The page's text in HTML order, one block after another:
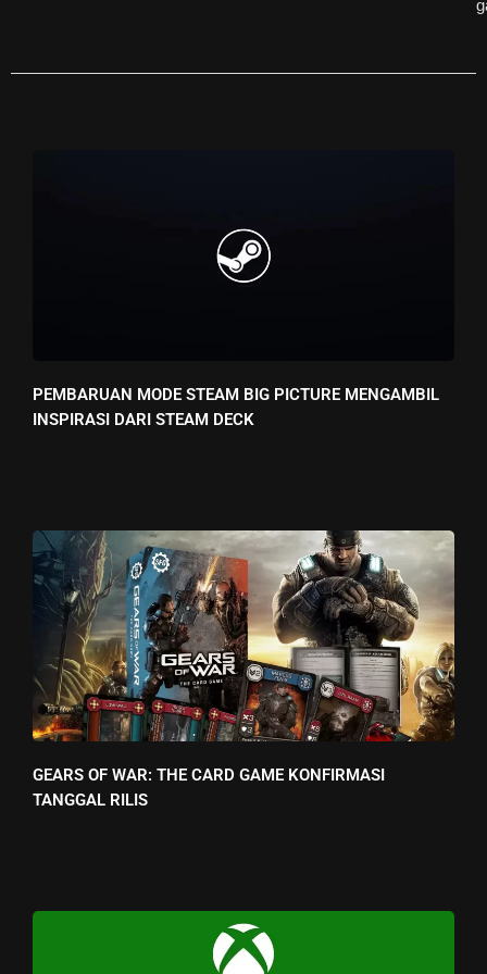
PEMBARUAN MODE STEAM BIG PICTURE MENGAMBIL
INSPIRASI DARI STEAM DECK
GEARS OF WAR: THE CARD GAME KONFIRMASI
TANGGAL RILIS